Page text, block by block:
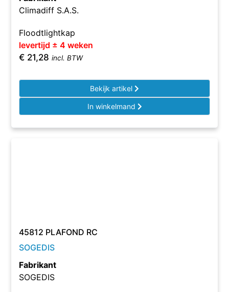
Climadiff S.A.S.
Floodtlightkap
levertijd ± 4 weken
€ 21,28 incl. BTW
Bekijk artikel
In winkelmand
45812 PLAFOND RC
SOGEDIS
Fabrikant
SOGEDIS